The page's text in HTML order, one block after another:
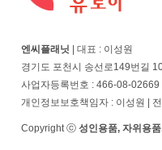
엔씨플래닛 | 대표 : 이성원
경기도 포천시 송선로149번길
사업자등록번호 : 466-08-
개인정보보호책임자 : 이성원 |
Copyright ⓒ 성인용품, 자위용